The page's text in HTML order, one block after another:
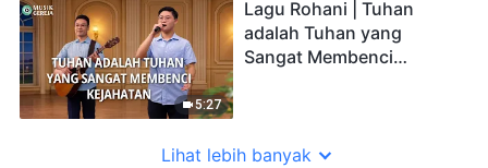
5:27
Lagu Rohani | Tuhan
adalah Tuhan yang
Sangat Membenci
Lihat lebih banyak